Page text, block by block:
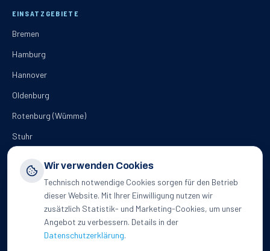
EINSATZGEBIETE
Bremen
Hamburg
Hannover
Oldenburg
Rotenburg (Wümme)
Stuhr
KONTAKT
+49 15888 621321
Büro Bremervörde: 04761 9960390
info@hahn-kaeltetechnik.de
Wir verwenden Cookies
Technisch notwendige Cookies sorgen für den Betrieb
dieser Website. Mit Ihrer Einwilligung nutzen wir
zusätzlich Statistik- und Marketing-Cookies, um unser
Angebot zu verbessern. Details in der
Datenschutzerklärung.